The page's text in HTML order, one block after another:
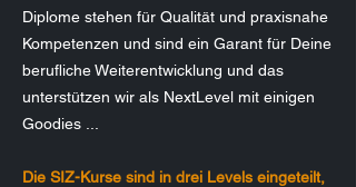
Diplome stehen für Qualität und praxisnahe
Kompetenzen und sind ein Garant für Deine
berufliche Weiterentwicklung und das
unterstützen wir als NextLevel mit einigen
Goodies ...
Die SIZ-Kurse sind in drei Levels eingeteilt,